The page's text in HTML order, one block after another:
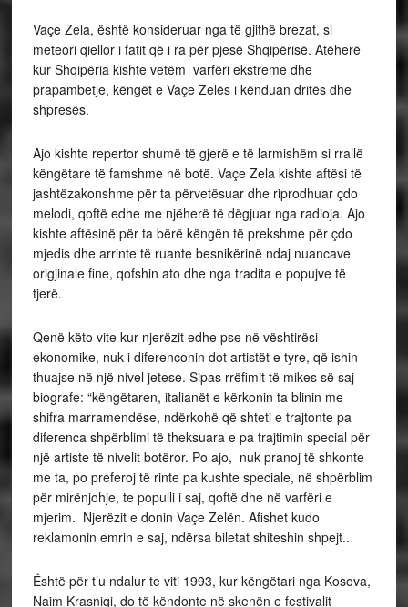
Vaçe Zela, është konsideruar nga të gjithë brezat, si
meteori qiellor i fatit që i ra për pjesë Shqipërisë. Atëherë
kur Shqipëria kishte vetëm varfëri ekstreme dhe
prapambetje, këngët e Vaçe Zelës i kënduan dritës dhe
shpresës.
Ajo kishte repertor shumë të gjerë e të larmishëm si rrallë
këngëtare të famshme në botë. Vaçe Zela kishte aftësi të
jashtëzakonshme për ta përvetësuar dhe riprodhuar çdo
melodi, qoftë edhe me njëherë të dëgjuar nga radioja. Ajo
kishte aftësinë për ta bërë këngën të prekshme për çdo
mjedis dhe arrinte të ruante besnikërinë ndaj nuancave
origjinale fine, qofshin ato dhe nga tradita e popujve të
tjerë.
Qenë këto vite kur njerëzit edhe pse në vështirësi
ekonomike, nuk i diferenconin dot artistët e tyre, që ishin
thuajse në një nivel jetese. Sipas rrëfimit të mikes së saj
biografe: “këngëtaren, italianët e kërkonin ta blinin me
shifra marramendëse, ndërkohë që shteti e trajtonte pa
diferenca shpërblimi të theksuara e pa trajtimin special për
një artiste të nivelit botëror. Po ajo, nuk pranoj të shkonte
me ta, po preferoj të rinte pa kushte speciale, në shpërblim
për mirënjohje, te populli i saj, qoftë dhe në varfëri e
mjerim. Njerëzit e donin Vaçe Zelën. Afishet kudo
reklamonin emrin e saj, ndërsa biletat shiteshin shpejt..
Është për t’u ndalur te viti 1993, kur këngëtari nga Kosova,
Naim Krasniqi, do të këndonte në skenën e festivalit